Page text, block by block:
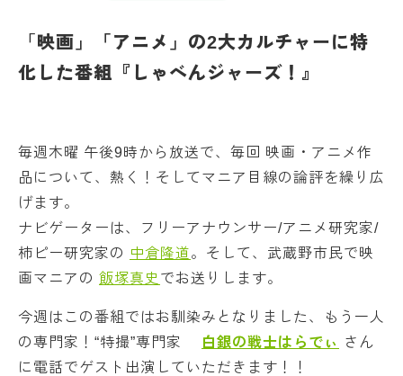
「 映画」「アニメ」の2大カルチャーに特
化した番組『しゃべんジャーズ！』
毎週木曜 午後9時から放送で、毎回 映画・アニメ作
品について、熱く！そしてマニア目線の論評を繰り広
げます。
ナビゲーターは、フリーアナウンサー/アニメ研究家/
柿ピー研究家の 中倉隆道。そして、武蔵野市民で映
画マニアの 飯塚真史 でお送りします。
今週はこの番組ではお馴染みとなりました、もう一人
の専門家！“特撮”専門家
白銀の戦士はらでぃ さん
に電話でゲスト出演していただきます！！